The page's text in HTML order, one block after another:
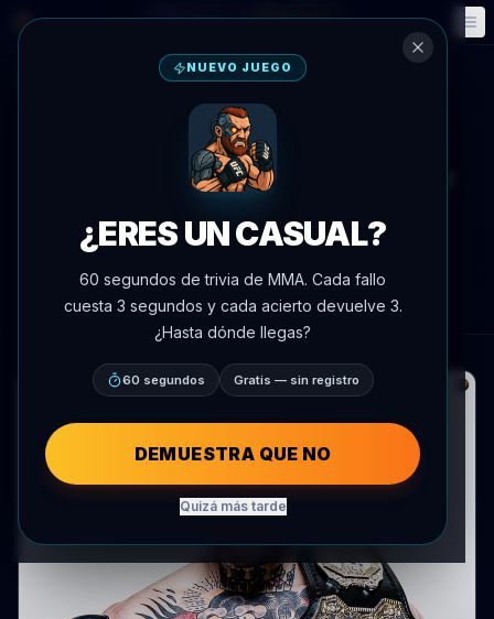
🎮 Fantasía 📅 Eventos
Redes sociales
McGregor afirma que es el mejor
AgentMMA.com
NUEVO JUEGO
¿ERES UN CASUAL?
60 segundos de trivia de MMA. Cada fallo
cuesta 3 segundos y cada acierto devuelve 3.
¿Hasta dónde llegas?
60 segundos Gratis — sin registro
DEMUESTRA QUE NO
Quizá más tarde